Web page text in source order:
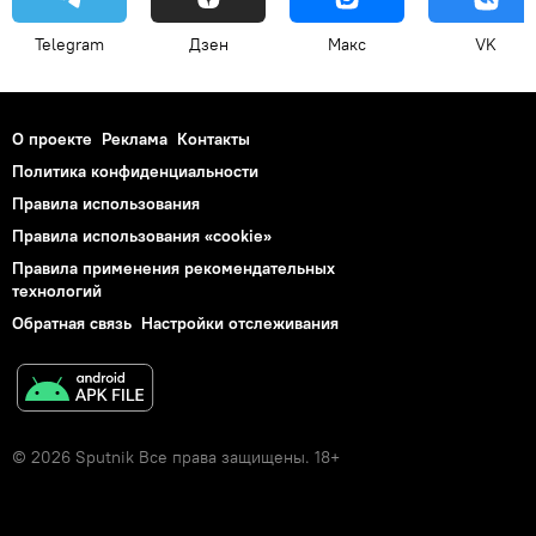
Telegram Дзен Макс VK
О проекте Реклама Контакты
Политика конфиденциальности
Правила использования
Правила использования «cookie»
Правила применения рекомендательных
технологий
Обратная связь Настройки отслеживания
© 2026 Sputnik Все права защищены. 18+